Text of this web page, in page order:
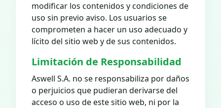
modificar los contenidos y condiciones de
uso sin previo aviso. Los usuarios se
comprometen a hacer un uso adecuado y
lícito del sitio web y de sus contenidos.
Limitación de Responsabilidad
Aswell S.A. no se responsabiliza por daños
o perjuicios que pudieran derivarse del
acceso o uso de este sitio web, ni por la